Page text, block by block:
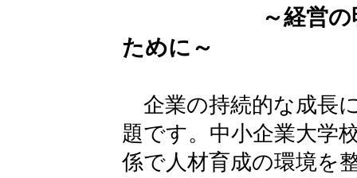
～経営の明日を
ために～
企業の持続的な成長
題です。中小企業大学
係で人材育成の環境を